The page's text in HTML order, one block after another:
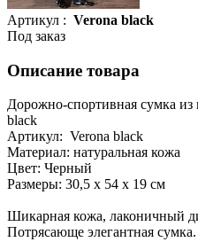
Артикул : Verona black
Под заказ
Описание товара
Дорожно-спортивная сумка
black
Артикул: Verona black
Материал: натуральная кожа
Цвет: Черный
Размеры: 30,5 х 54 х 19 см
Шикарная кожа, лаконичный
Потрясающе элегантная